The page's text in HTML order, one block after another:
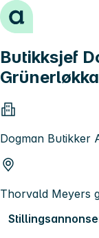
Hopp til innhold
Butikksjef
Grünerløkka
Dogman Butikker
Thorvald Meyers